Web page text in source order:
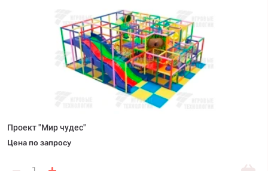
Проект "Мир чудес"
Цена по запросу